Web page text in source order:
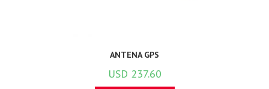
ANTENA GPS
USD 237.60